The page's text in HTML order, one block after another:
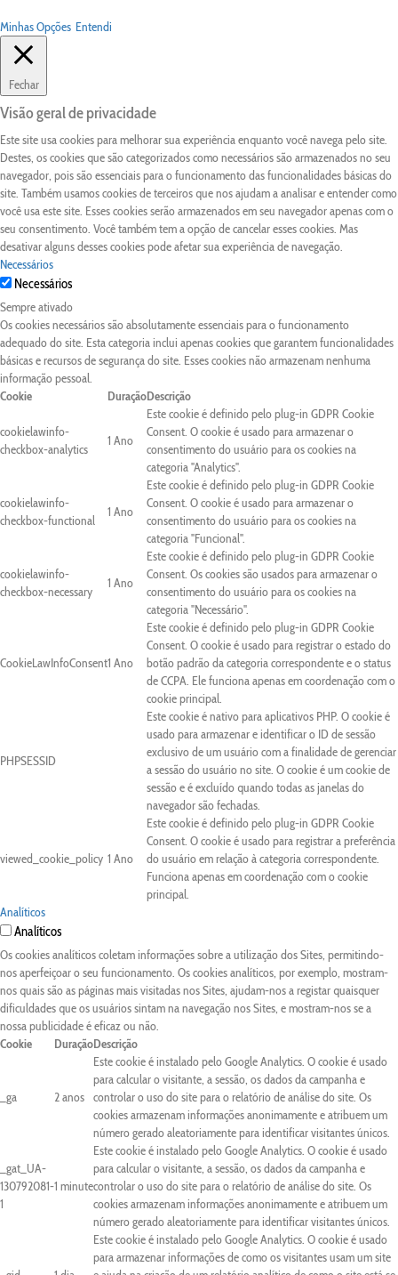
Minhas Opções Entendi
Fechar
Visão geral de privacidade
Este site usa cookies para melhorar sua experiência enquanto você navega pelo site.
Destes, os cookies que são categorizados como necessários são armazenados no seu
navegador, pois são essenciais para o funcionamento das funcionalidades básicas do
site. Também usamos cookies de terceiros que nos ajudam a analisar e entender como
você usa este site. Esses cookies serão armazenados em seu navegador apenas com o
seu consentimento. Você também tem a opção de cancelar esses cookies. Mas
desativar alguns desses cookies pode afetar sua experiência de navegação.
Necessários
Necessários
Sempre ativado
Os cookies necessários são absolutamente essenciais para o funcionamento
adequado do site. Esta categoria inclui apenas cookies que garantem funcionalidades
básicas e recursos de segurança do site. Esses cookies não armazenam nenhuma
informação pessoal.
Cookie
DuraçãoDescrição
cookielawinfo-
checkbox-analytics
1 Ano
Este cookie é definido pelo plug-in GDPR Cookie
Consent. O cookie é usado para armazenar o
consentimento do usuário para os cookies na
categoria "Analytics".
cookielawinfo-
checkbox-functional
1 Ano
Este cookie é definido pelo plug-in GDPR Cookie
Consent. O cookie é usado para armazenar o
consentimento do usuário para os cookies na
categoria "Funcional".
cookielawinfo-
checkbox-necessary
1 Ano
Este cookie é definido pelo plug-in GDPR Cookie
Consent. Os cookies são usados para armazenar o
consentimento do usuário para os cookies na
categoria "Necessário".
CookieLawInfoConsent1 Ano
Este cookie é definido pelo plug-in GDPR Cookie
Consent. O cookie é usado para registrar o estado do
botão padrão da categoria correspondente e o status
de CCPA. Ele funciona apenas em coordenação com o
cookie principal.
PHPSESSID
Este cookie é nativo para aplicativos PHP. O cookie é
usado para armazenar e identificar o ID de sessão
exclusivo de um usuário com a finalidade de gerenciar
a sessão do usuário no site. O cookie é um cookie de
sessão e é excluído quando todas as janelas do
navegador são fechadas.
viewed_cookie_policy 1 Ano
Este cookie é definido pelo plug-in GDPR Cookie
Consent. O cookie é usado para registrar a preferência
do usuário em relação à categoria correspondente.
Funciona apenas em coordenação com o cookie
principal.
Analíticos
Analíticos
Os cookies analíticos coletam informações sobre a utilização dos Sites, permitindo-
nos aperfeiçoar o seu funcionamento. Os cookies analíticos, por exemplo, mostram-
nos quais são as páginas mais visitadas nos Sites, ajudam-nos a registar quaisquer
dificuldades que os usuários sintam na navegação nos Sites, e mostram-nos se a
nossa publicidade é eficaz ou não.
Cookie
DuraçãoDescrição
_ga 2 anos
Este cookie é instalado pelo Google Analytics. O cookie é usado
para calcular o visitante, a sessão, os dados da campanha e
controlar o uso do site para o relatório de análise do site. Os
cookies armazenam informações anonimamente e atribuem um
número gerado aleatoriamente para identificar visitantes únicos.
_gat_UA-
130792081-
1
1 minute
Este cookie é instalado pelo Google Analytics. O cookie é usado
para calcular o visitante, a sessão, os dados da campanha e
controlar o uso do site para o relatório de análise do site. Os
cookies armazenam informações anonimamente e atribuem um
número gerado aleatoriamente para identificar visitantes únicos.
Este cookie é instalado pelo Google Analytics. O cookie é usado
para armazenar informações de como os visitantes usam um site